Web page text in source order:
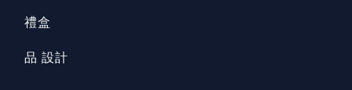
禮盒
品 設計